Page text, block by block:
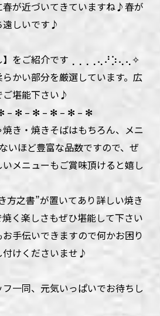
春が近づいてきていますね♪春が
遠しいです♪
】をご紹介です⢀⢀⢀⢀⢄⠜⡱⢄⢄✧
かい部分を厳選しています。広
ご堪能下さい♪
– ✻ – ✻ – ✻ – ✻ – ✻
き・焼きそばはもちろん、メニ
いほど豊富な品数ですので、ぜ
メニューもご賞味頂けると嬉し
方之書”が置いてあり詳しい焼き
く楽しさもぜひ堪能して下さい
手伝いできますので何かお困り
けくださいませ♪
一同、元気いっぱいでお待ちし